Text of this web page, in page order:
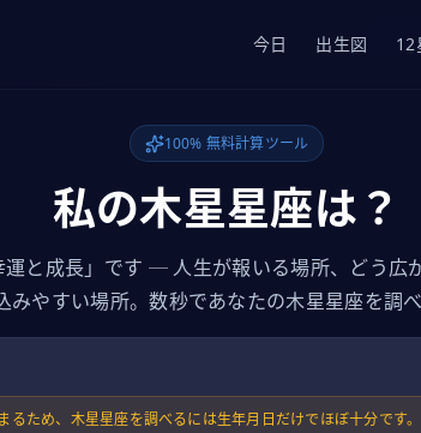
今日 出生図 12
100% 無料計算ツール
私の木星星座は？
と成長」です ─ 人生が報いる場所、どう広
みやすい場所。数秒であなたの木星星座を調べ
るため、木星星座を調べるには生年月日だけでほぼ十分です